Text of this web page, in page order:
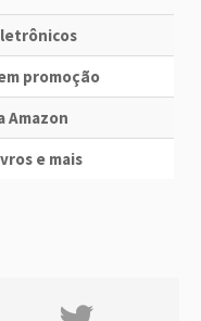
promoção
Amazon
e mais